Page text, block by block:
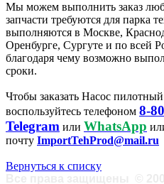
Мы можем выполнить заказ
запчасти требуются для парка
выполняются в Москве,
Оренбурге, Сургуте и по всей
благодаря чему возможно
сроки.
Чтобы заказать Насос
воспользуйтесь телефоном 8-
Telegram или WhatsApp
почту ImportTehProd@mail.ru
Вернуться к списку